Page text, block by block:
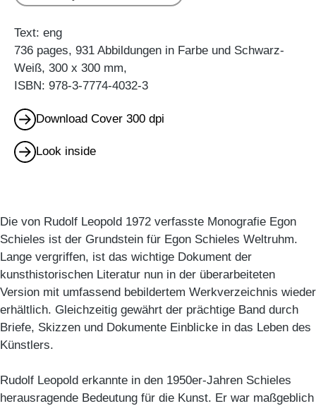
Text: eng
736 pages, 931 Abbildungen in Farbe und Schwarz-
Weiß, 300 x 300 mm,
ISBN: 978-3-7774-4032-3
Download Cover 300 dpi
Look inside
Die von Rudolf Leopold 1972 verfasste Monografie Egon
Schieles ist der Grundstein für Egon Schieles Weltruhm.
Lange vergriffen, ist das wichtige Dokument der
kunsthistorischen Literatur nun in der überarbeiteten
Version mit umfassend bebildertem Werkverzeichnis wieder
erhältlich. Gleichzeitig gewährt der prächtige Band durch
Briefe, Skizzen und Dokumente Einblicke in das Leben des
Künstlers.
Rudolf Leopold erkannte in den 1950er-Jahren Schieles
herausragende Bedeutung für die Kunst. Er war maßgeblich